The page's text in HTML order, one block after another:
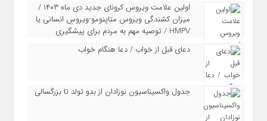
اولین علامت ویروس کرونای جدید دی ماه ۱۴۰۳ /
میزان کشندگی ویروس متاپنومو-ویروسِ انسانی یا
HMPV / توصیه مهم به مردم برای پیشگیری
دعای قبل از خواب / دعا هنگام خواب
جدول واکسیناسیون نوزادان از بدو تولد تا بزرگسالی